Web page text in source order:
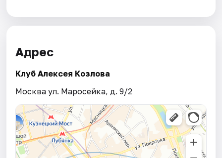
Адрес
Клуб Алексея Козлова
Москва ул. Маросейка, д. 9/2